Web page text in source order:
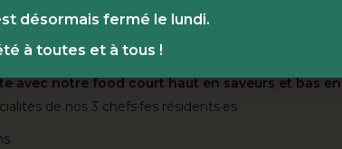
rencontres, projections et animations autour d'un
avec notre food court haut en saveurs et bas en
de nos 3 chefs·fes résidents·es
désormais fermé le lundi.
à toutes et à tous !